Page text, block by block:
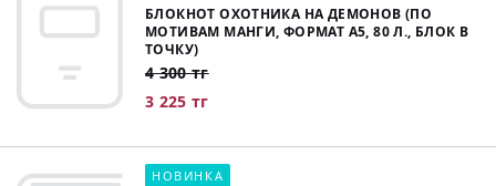
БЛОКНОТ ОХОТНИКА НА ДЕМОНОВ (ПО
МОТИВАМ МАНГИ, ФОРМАТ А5, 80 Л., БЛОК В
ТОЧКУ)
4 300 тг
3 225 тг
НОВИНКА